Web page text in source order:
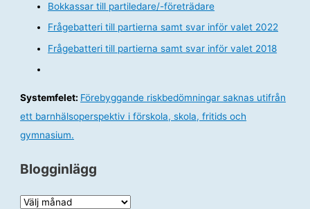
Bokkassar till partiledare/-företrädare
Frågebatteri till partierna samt svar inför valet 2022
Frågebatteri till partierna samt svar inför valet 2018
Systemfelet: Förebyggande riskbedömningar saknas utifrån
ett barnhälsoperspektiv i förskola, skola, fritids och
gymnasium.
Blogginlägg
B